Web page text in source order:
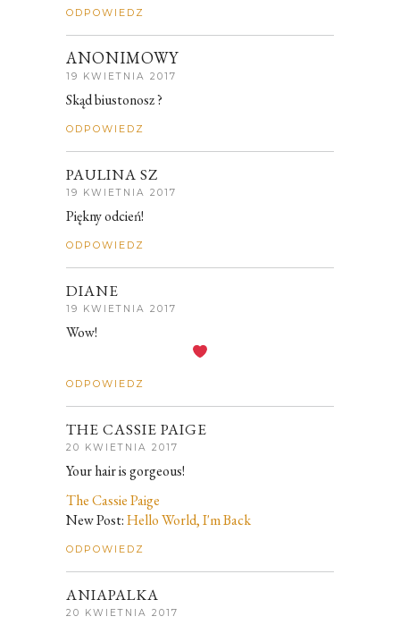
ODPOWIEDZ
ANONIMOWY
19 KWIETNIA 2017
Skąd biustonosz ?
ODPOWIEDZ
PAULINA SZ
19 KWIETNIA 2017
Piękny odcień!
ODPOWIEDZ
DIANE
19 KWIETNIA 2017
Wow!
ODPOWIEDZ
THE CASSIE PAIGE
20 KWIETNIA 2017
Your hair is gorgeous!
The Cassie Paige
New Post:Hello World, I'm Back
ODPOWIEDZ
ANIAPALKA
20 KWIETNIA 2017